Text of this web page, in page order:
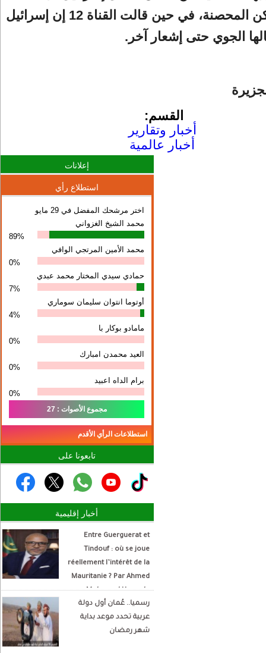
قرب الأماكن المحصنة، في حين قالت القناة 12 إن إسرائيل
الجوي حتى إشعار آخر.
القسم:
أخبار وتقارير
أخبار عالمية
إعلانات
استطلاع رأي
اختر مرشحك المفضل في 29 مايو
محمد الشيخ الغزواني
89%
محمد الأمين المرتجي الوافي
0%
حمادي سيدي المختار محمد عبدي
7%
أوتوما انتوان سلیمان سوماري
4%
مامادو بوكار با
0%
العيد محمدن امبارك
0%
برام الداه اعبيد
0%
مجموع الأصوات : 27
استطلاعات الرأي الأقدم
تابعونا على
أخبار إقليمية
Entre Guerguerat et
Tindouf : où se joue
réellement l’intérêt de la
Mauritanie ? Par Ahmed
Mohamed Hamada
Écrivain et analyste
politique
رسميا.. عُمان أول دولة
عربية تحدد موعد بداية
شهر رمضان